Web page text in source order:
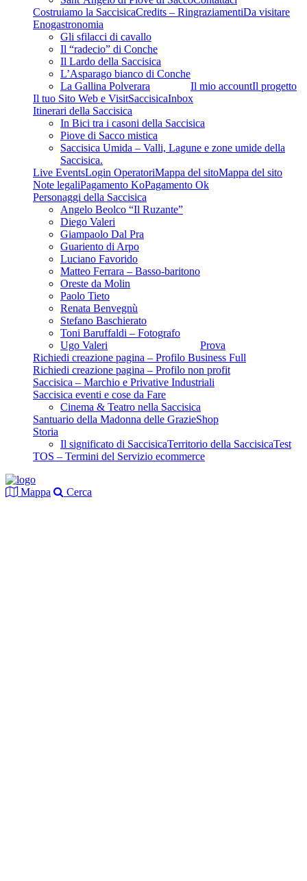
Costruiamo la SaccisicaCredits – RingraziamentiDa visitare
Enogastronomia
Gli sfilacci di cavallo
Il “radecio” di Conche
Il Lardo della Saccisica
L’Asparago bianco di Conche
La Gallina Polverara
Il mio accountIl progetto
Il tuo Sito Web e VisitSaccisicaInbox
Itinerari della Saccisica
In Bici tra i casoni della Saccisica
Piove di Sacco mistica
Saccisica Umida – Valli, Lagune e zone umide della
Saccisica.
Live EventsLogin OperatoriMappa del sitoMappa del sito
Note legaliPagamento KoPagamento Ok
Personaggi della Saccisica
Angelo Beolco “Il Ruzante”
Diego Valeri
Giampaolo Dal Pra
Guariento di Arpo
Luciano Favorido
Matteo Ferrara – Basso-baritono
Oreste da Molin
Paolo Tieto
Renata Benvegnù
Stefano Baschierato
Toni Baruffaldi – Fotografo
Ugo Valeri
Prova
Richiedi creazione pagina – Profilo Business Full
Richiedi creazione pagina – Profilo non profit
Saccisica – Marchio e Privative Industriali
Saccisica eventi e cose da Fare
Cinema & Teatro nella Saccisica
Santuario della Madonna delle GrazieShop
Storia
Il significato di SaccisicaTerritorio della SaccisicaTest
TOS – Termini del Servizio ecommerce
Mappa Cerca